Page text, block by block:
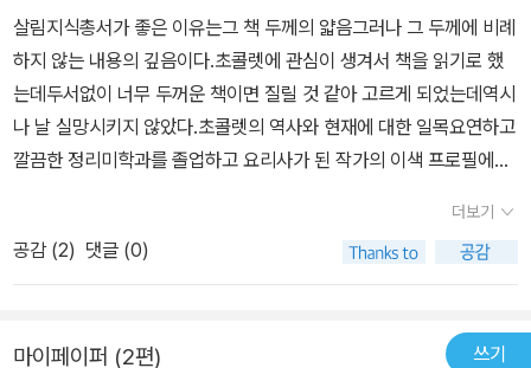
살림지식총서가 좋은 이유는그 책 두께의 얇음그러나 그 두께에 비례
하지 않는 내용의 깊음이다.초콜렛에 관심이 생겨서 책을 읽기로 했
는데두서없이 너무 두꺼운 책이면 질릴 것 같아 고르게 되었는데역시
나 날 실망시키지 않았다.초콜렛의 역사와 현재에 대한 일목요연하고
깔끔한 정리미학과를 졸업하고 요리사가 된 작가의 이색 프로필에서
한 선에서 요리조리 고심한 흔적이 느껴질 만큼 편집이 잘 되어있어
서 읽기 쉽다.보다 깊은 단계로 들어가기위한 디딤돌로 읽히는데 무
리가 없는 책이다.
더보기
공감 (2) 댓글 (0)
마이페이퍼 (2편) 쓰기